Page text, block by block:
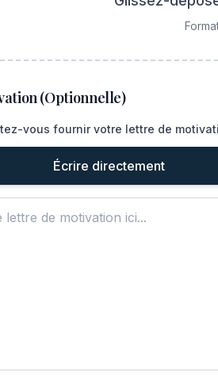
(Optionnelle)
vous fournir votre lettre de
Écrire directement